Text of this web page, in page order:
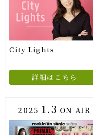
City Lights
詳細はこちら
2025 1.3 ON AIR